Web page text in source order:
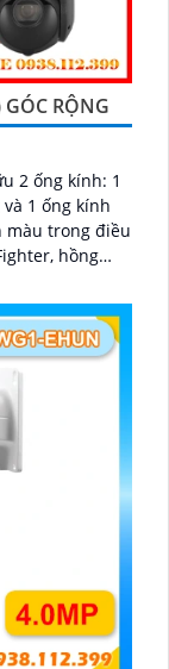
RỘNG
2 ống kính: 1
1 ống kính
hồng